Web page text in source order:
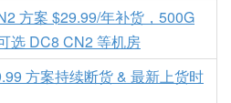
方案 $29.99/年补货，500G
选 DC8 CN2 等机房
方案持续断货 & 最新上货时